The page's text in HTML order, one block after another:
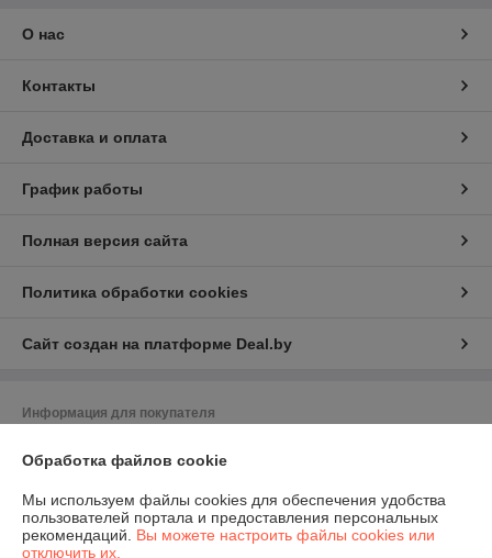
О нас
Контакты
Доставка и оплата
График работы
Полная версия сайта
Политика обработки cookies
Сайт создан на платформе Deal.by
Информация для покупателя
Васильевич
51
Регистрационный номер ЕГР: 192180280
Обработка файлов cookie
Мы используем файлы cookies для обеспечения удобства
пользователей портала и предоставления персональных
рекомендаций. Вы можете настроить файлы cookies или
отключить их.